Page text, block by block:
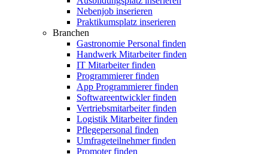
Nebenjob inserieren
Praktikumsplatz inserieren
Branchen
Gastronomie Personal finden
Handwerk Mitarbeiter finden
IT Mitarbeiter finden
Programmierer finden
App Programmierer finden
Softwareentwickler finden
Vertriebsmitarbeiter finden
Logistik Mitarbeiter finden
Pflegepersonal finden
Umfrageteilnehmer finden
Promoter finden